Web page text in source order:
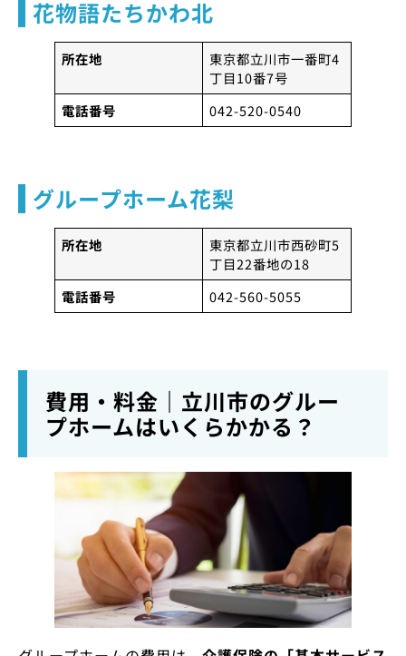
花物語たちかわ北
所在地
東京都立川市一番町4
丁目10番7号
電話番号
042-520-0540
グループホーム花梨
所在地
東京都立川市西砂町5
丁目22番地の18
電話番号
042-560-5055
費用・料金｜立川市のグルー
プホームはいくらかかる？